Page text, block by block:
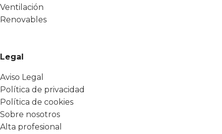
Ventilación
Renovables
Legal
Aviso Legal
Política de privacidad
Política de cookies
Sobre nosotros
Alta profesional